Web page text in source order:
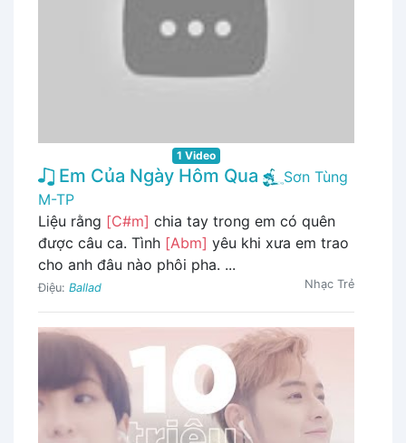
1 Video
Em Của Ngày Hôm Qua
Sơn Tùng
M-TP
Liệu rằng [C#m] chia tay trong em có quên
được câu ca. Tình [Abm] yêu khi xưa em trao
cho anh đâu nào phôi pha. ...
Điệu: Ballad Nhạc Trẻ